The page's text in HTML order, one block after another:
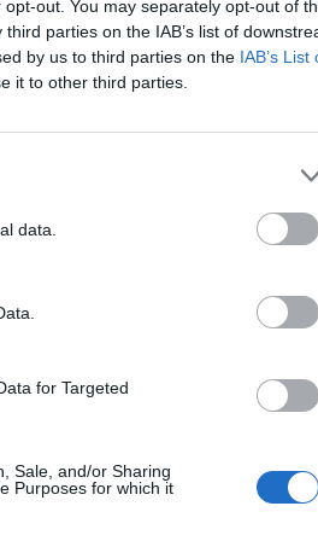
out. You may separately opt-out of
parties on the IAB’s list of
by us to third parties on the IAB’s List
it to other third parties.
data.
for Targeted
Sale, and/or Sharing
Purposes for which it
Τύπου του ΠΣ,
να επιχειρούν
επιχειρούν
και ένα
τμημάτων, 48